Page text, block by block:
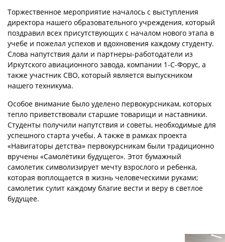
Торжественное мероприятие началось с выступления
директора нашего образовательного учреждения, который
поздравил всех присутствующих с началом нового этапа в
учебе и пожелал успехов и вдохновения каждому студенту.
Слова напутствия дали и партнеры-работодатели из
Иркутского авиационного завода, компании 1-С-Форус, а
также участник СВО, который является выпускником
нашего техникума.
Особое внимание было уделено первокурсникам, которых
тепло приветствовали старшие товарищи и наставники.
Студенты получили напутствия и советы, необходимые для
успешного старта учебы. А также в рамках проекта
«Навигаторы детства» первокурсникам были традиционно
вручены «Самолётики будущего». Этот бумажный
самолетик символизирует мечту взрослого и ребенка,
которая воплощается в жизнь человеческими руками;
самолетик сулит каждому благие вести и веру в светлое
будущее.